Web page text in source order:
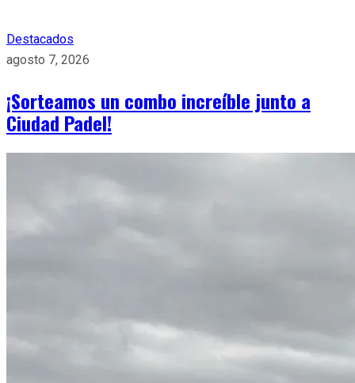
Destacados
agosto 7, 2026
¡Sorteamos un combo increíble junto a
Ciudad Padel!